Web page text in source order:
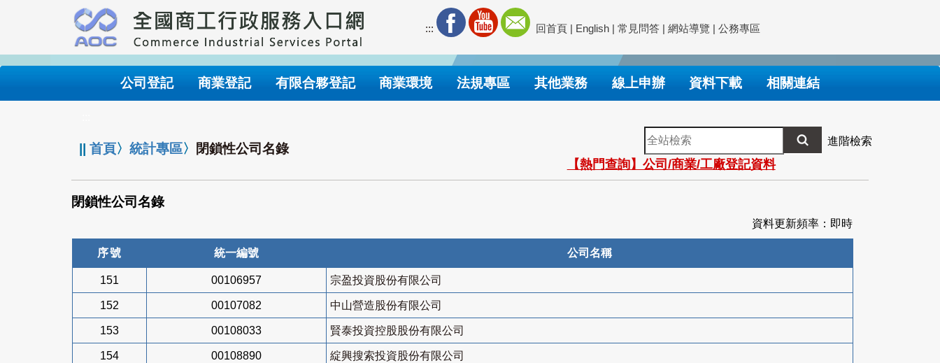
要
內
::: 回首頁 | English | 常見問答 | 網站導覽 | 公務專區
公司登記 商業登記 有限合夥登記 商業環境 法規專區 其他業務 線上申辦 資料下載 相關連結
||首頁〉統計專區〉 閉鎖性公司名錄
全
站
檢
索
進階檢索
【熱門查詢】公司/商業/工廠登記資料
閉鎖性公司名錄
資料更新頻率：即時
序號 統一編號 公司名稱
151 00106957 宗盈投資股份有限公司
152 00107082 中山營造股份有限公司
153 00108033 賢泰投資控股股份有限公司
154 00108890 綻興搜索投資股份有限公司